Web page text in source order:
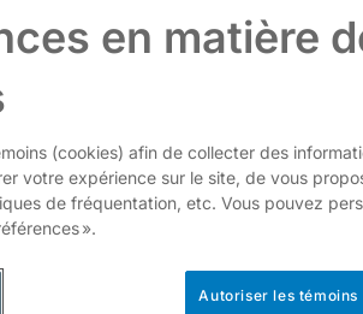
en matière
(cookies) afin de collecter des
votre expérience sur le site, de vous
de fréquentation, etc. Vous pouvez
».
Autoriser les témoins